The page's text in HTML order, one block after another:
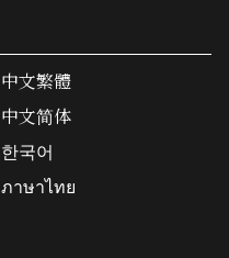
中文繁體
中文简体
한국어
ภาษาไทย